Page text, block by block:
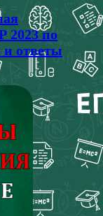
2023 по
и ответы